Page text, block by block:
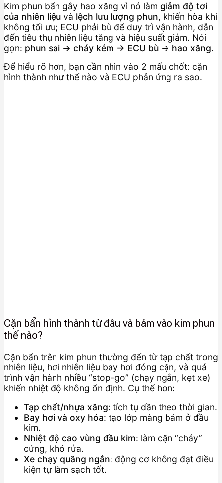
Kim phun bẩn gây hao xăng vì nó làm giảm độ tơi
của nhiên liệu và lệch lưu lượng phun, khiến hòa khí
không tối ưu; ECU phải bù để duy trì vận hành, dẫn
đến tiêu thụ nhiên liệu tăng và hiệu suất giảm. Nói
gọn: phun sai → cháy kém → ECU bù → hao xăng.
Để hiểu rõ hơn, bạn cần nhìn vào 2 mấu chốt: cặn
hình thành như thế nào và ECU phản ứng ra sao.
Cặn bẩn hình thành từ đâu và bám vào kim phun
thế nào?
Cặn bẩn trên kim phun thường đến từ tạp chất trong
nhiên liệu, hơi nhiên liệu bay hơi đóng cặn, và quá
trình vận hành nhiều “stop-go” (chạy ngắn, kẹt xe)
khiến nhiệt độ không ổn định. Cụ thể hơn:
Tạp chất/nhựa xăng: tích tụ dần theo thời gian.
Bay hơi và oxy hóa: tạo lớp màng bám ở đầu
kim.
Nhiệt độ cao vùng đầu kim: làm cặn “cháy”
cứng, khó rửa.
Xe chạy quãng ngắn: động cơ không đạt điều
kiện tự làm sạch tốt.